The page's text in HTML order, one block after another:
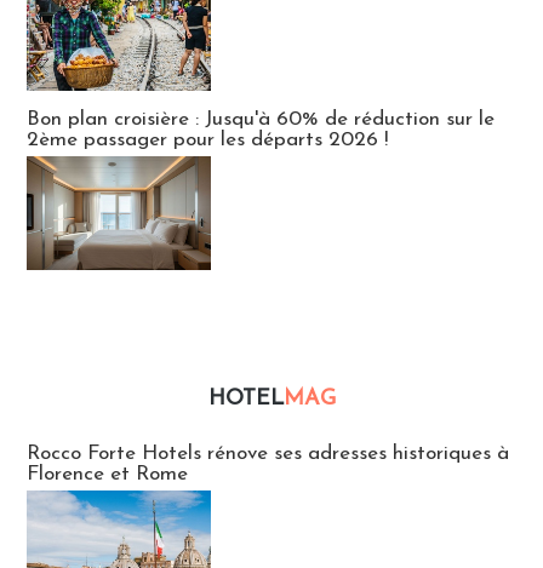
Bon plan croisière : Jusqu'à 60% de réduction sur le
2ème passager pour les départs 2026 !
HOTELMAG
Rocco Forte Hotels rénove ses adresses historiques à
Florence et Rome